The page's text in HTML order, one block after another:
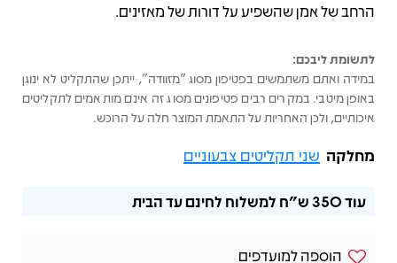
הרחב של אמן שהשפיע על דורות של מאזינים.
לתשומת ליבכם:
במידה ואתם משתמשים בפטיפון מסוג "מזוודה", ייתכן שהתקליט לא ינוגן
באופן מיטבי. במקרים רבים פטיפונים מסוג זה אינם מותאמים לתקליטים
איכותיים, ולכן האחריות על התאמת המוצר חלה על הרוכש.
מחלקה שני תקליטים צבעוניים
עוד350 ש"ח למשלוח לחינם עד הבית
הוספה למועדפים